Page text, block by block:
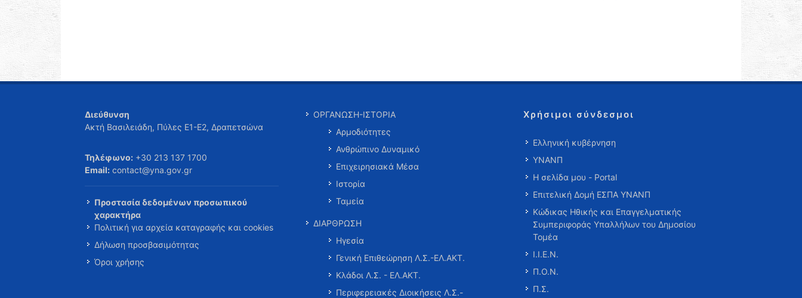
Διεύθυνση
Ακτή Βασιλειάδη, Πύλες Ε1-Ε2, Δραπετσώνα
Τηλέφωνο: +30 213 137 1700
Email: contact@yna.gov.gr
Προστασία δεδομένων προσωπικού
χαρακτήρα
Πολιτική για αρχεία καταγραφής και cookies
Δήλωση προσβασιμότητας
Όροι χρήσης
ΟΡΓΑΝΩΣΗ-ΙΣΤΟΡΙΑ
Αρμοδιότητες
Ανθρώπινο Δυναμικό
Επιχειρησιακά Μέσα
Ιστορία
Ταμεία
ΔΙΑΡΘΡΩΣΗ
Ηγεσία
Γενική Επιθεώρηση Λ.Σ.-ΕΛ.ΑΚΤ.
Κλάδοι Λ.Σ. - ΕΛ.ΑΚΤ.
Περιφερειακές Διοικήσεις Λ.Σ.-
Χρήσιμοι σύνδεσμοι
Ελληνική κυβέρνηση
ΥΝΑΝΠ
Η σελίδα μου - Portal
Επιτελική Δομή ΕΣΠΑ ΥΝΑΝΠ
Κώδικας Ηθικής και Επαγγελματικής
Συμπεριφοράς Υπαλλήλων του Δημοσίου
Τομέα
Ι.Ι.Ε.Ν.
Π.Ο.Ν.
Π.Σ.